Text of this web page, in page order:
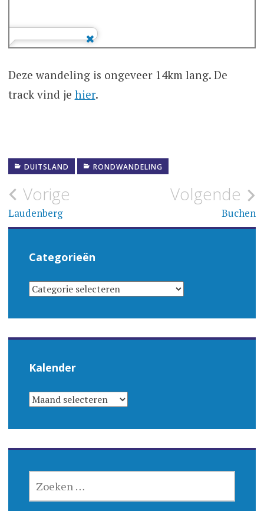
Deze wandeling is ongeveer 14km lang. De
track vind je hier.
DUITSLAND RONDWANDELING
Bericht
navigatie
Vorige
Laudenberg
Volgende
Buchen
Categorieën
CATEGORIEËN
Kalender
KALENDER
NAAR: